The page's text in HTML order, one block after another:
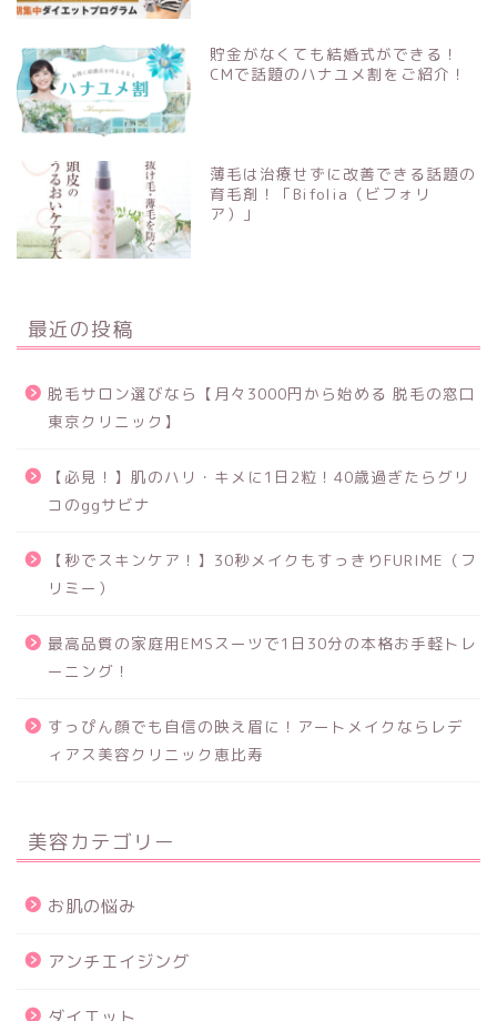
貯金がなくても結婚式ができる！
CMで話題のハナユメ割をご紹介！
薄毛は治療せずに改善できる話題の
育毛剤！「Bifolia（ビフォリ
ア）」
最近の投稿
脱毛サロン選びなら【月々3000円から始める 脱毛の窓口
東京クリニック】
【必見！】肌のハリ・キメに1日2粒！40歳過ぎたらグリ
コのggサビナ
【秒でスキンケア！】30秒メイクもすっきりFURIME（フ
リミー）
最高品質の家庭用EMSスーツで1日30分の本格お手軽トレ
ーニング！
すっぴん顔でも自信の映え眉に！アートメイクならレデ
ィアス美容クリニック恵比寿
美容カテゴリー
お肌の悩み
アンチエイジング